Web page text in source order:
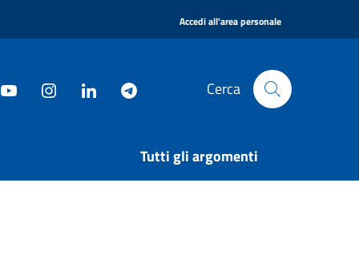
Accedi all'area personale
Cerca
Tutti gli argomenti